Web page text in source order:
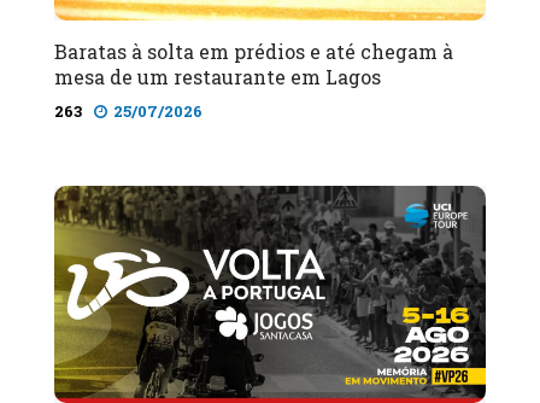
Baratas à solta em prédios e até chegam à
mesa de um restaurante em Lagos
263 25/07/2026